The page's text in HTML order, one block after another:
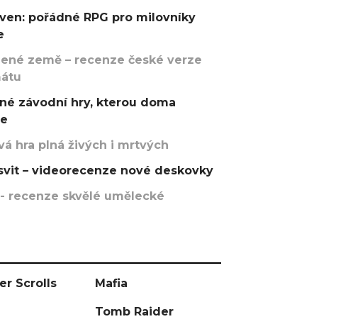
pořádné RPG pro milovníky
země – recenze české verze
závodní hry, kterou doma
hra plná živých i mrtvých
– videorecenze nové deskovky
recenze skvělé umělecké
Scrolls Mafia
Tomb Raider